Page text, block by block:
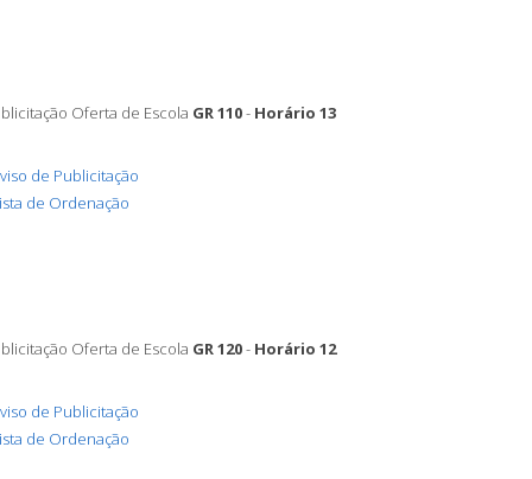
Oferta de Escola GR 110- Horário 13
de Publicitação
de Ordenação
Oferta de Escola GR 120- Horário 12
de Publicitação
de Ordenação